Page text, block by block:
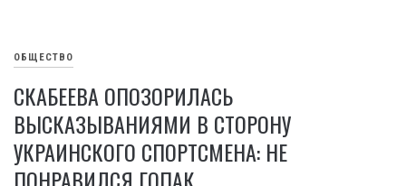
ОБЩЕСТВО
СКАБЕЕВА ОПОЗОРИЛАСЬ
ВЫСКАЗЫВАНИЯМИ В СТОРОНУ
УКРАИНСКОГО СПОРТСМЕНА: НЕ